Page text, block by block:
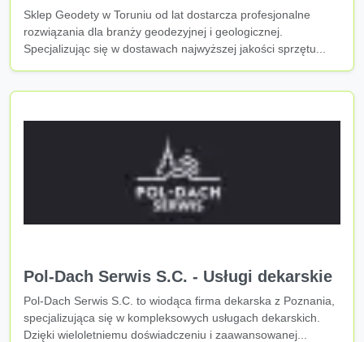
Sklep Geodety w Toruniu od lat dostarcza profesjonalne
rozwiązania dla branży geodezyjnej i geologicznej.
Specjalizując się w dostawach najwyższej jakości sprzętu...
Pol-Dach Serwis S.C. - Usługi dekarskie
Pol-Dach Serwis S.C. to wiodąca firma dekarska z Poznania,
specjalizująca się w kompleksowych usługach dekarskich.
Dzięki wieloletniemu doświadczeniu i zaawansowanej...